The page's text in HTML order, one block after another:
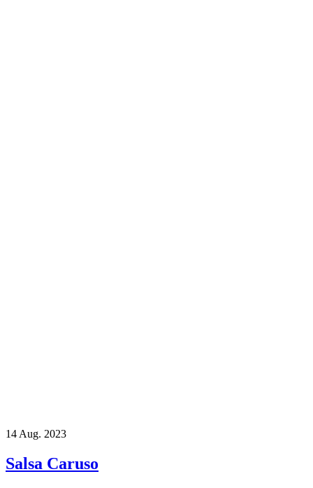
14 Aug. 2023
Salsa Caruso